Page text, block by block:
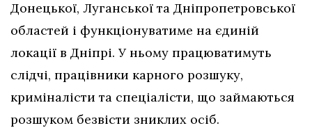
Донецької, Луганської та Дніпропетровської
областей і функціонуватиме на єдиній
локації в Дніпрі. У ньому працюватимуть
слідчі, працівники карного розшуку,
криміналісти та спеціалісти, що займаються
розшуком безвісти зниклих осіб.